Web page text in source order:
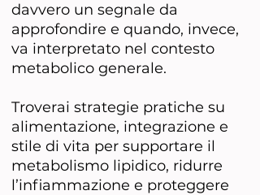
davvero un segnale da
approfondire e quando, invece,
va interpretato nel contesto
metabolico generale.
Troverai strategie pratiche su
alimentazione, integrazione e
stile di vita per supportare il
metabolismo lipidico, ridurre
l’infiammazione e proteggere